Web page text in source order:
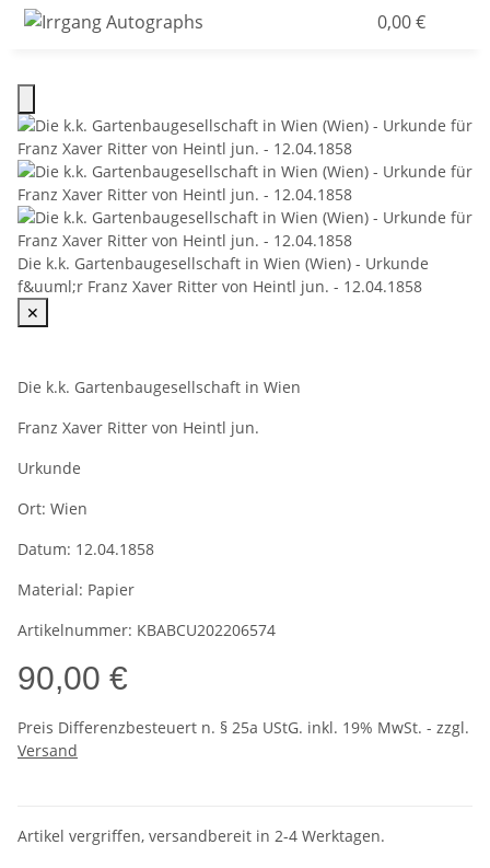
0,00 €
Die k.k. Gartenbaugesellschaft in Wien (Wien) - Urkunde
f&uuml;r Franz Xaver Ritter von Heintl jun. - 12.04.1858
✕
Die k.k. Gartenbaugesellschaft in Wien
Franz Xaver Ritter von Heintl jun.
Urkunde
Ort: Wien
Datum: 12.04.1858
Material: Papier
Artikelnummer: KBABCU202206574
90,00 €
Preis Differenzbesteuert n. § 25a UStG. inkl. 19% MwSt. - zzgl.
Versand
Artikel vergriffen, versandbereit in 2-4 Werktagen.